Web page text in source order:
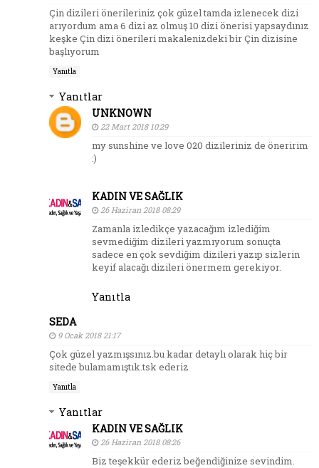
Çin dizileri önerileriniz çok güzel tamda izlenecek dizi
arıyordum ama 6 dizi az olmuş 10 dizi önerisi yapsaydınız
keşke Çin dizi önerileri makalenizdeki bir Çin dizisine
başlıyorum
Yanıtla
Yanıtlar
UNKNOWN
22 Mart 2018 10:29
my sunshine ve love 020 dizileriniz de öneririm
:)
KADIN VE SAĞLIK
26 Haziran 2018 08:29
Zamanla izledikçe yazacağım izlediğim
sevmediğim dizileri yazmıyorum sonuçta
sadece en çok sevdiğim dizileri yazıp sizlerin
keyif alacağı dizileri önermem gerekiyor.
Yanıtla
SEDA
9 Ocak 2018 21:17
Çok güzel yazmışsınız.bu kadar detaylı olarak hiç bir
sitede bulamamıştık.tsk ederiz
Yanıtla
Yanıtlar
KADIN VE SAĞLIK
26 Haziran 2018 08:26
Biz teşekkür ederiz beğendiğinize sevindim.